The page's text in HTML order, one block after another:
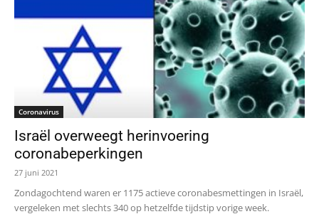
Coronavirus
Israël overweegt herinvoering
coronabeperkingen
27 juni 2021
Zondagochtend waren er 1175 actieve coronabesmettingen in Israël,
vergeleken met slechts 340 op hetzelfde tijdstip vorige week.